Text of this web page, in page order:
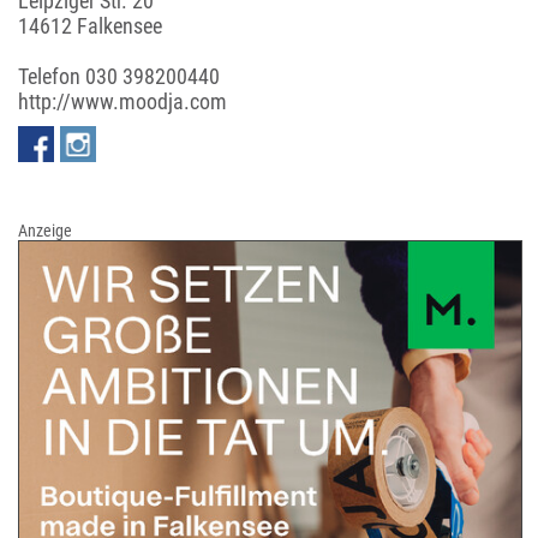
14612 Falkensee
Telefon 030 398200440
http://www.moodja.com
Anzeige